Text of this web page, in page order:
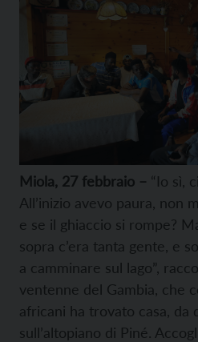
Miola, 27 febbraio – “Io sì,
All’inizio avevo paura, non
e se il ghiaccio si rompe?
sopra c’era tanta gente, e
a camminare sul lago”,
ventenne del Gambia, che
africani ha trovato casa, da
sull’altopiano di Piné.